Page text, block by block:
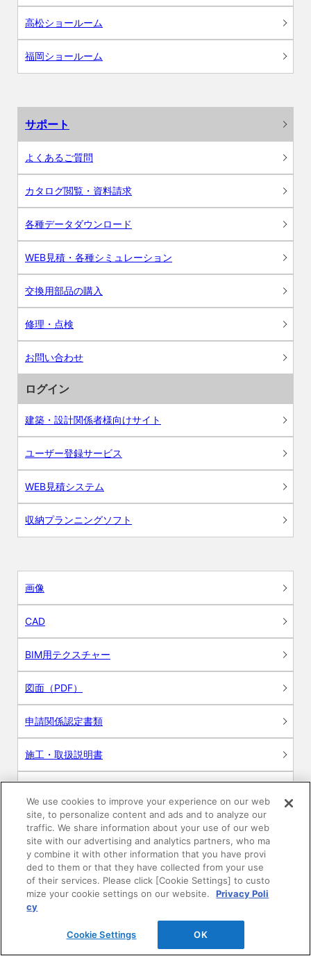
高松ショールーム
福岡ショールーム
サポート
よくあるご質問
カタログ閲覧・資料請求
各種データダウンロード
WEB見積・各種シミュレーション
交換用部品の購入
修理・点検
お問い合わせ
ログイン
建築・設計関係者様向けサイト
ユーザー登録サービス
WEB見積システム
収納プランニングソフト
画像
CAD
BIM用テクスチャー
図面（PDF）
申請関係認定書類
施工・取扱説明書
シミュレーションツール
24時間換気システム〈エアスマート〉
簡易設計見積ソフト
R&Dセンター環境測定・分析サービス
We use cookies to improve your experience on our web
site, to personalize content and ads and to analyze our
traffic. We share information about your use of our web
site with our advertising and analytics partners, who ma
y combine it with other information that you have provi
ded to them or that they have collected from your use
of their services. Please click [Cookie Settings] to custo
mize your cookie settings on our website.
Privacy Poli
cy
Cookie Settings OK